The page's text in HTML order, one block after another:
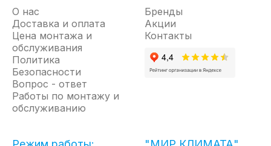
О нас
Доставка и оплата
Цена монтажа и
обслуживания
Политика
Безопасности
Вопрос - ответ
Работы по монтажу и
обслуживанию
Бренды
Акции
Контакты